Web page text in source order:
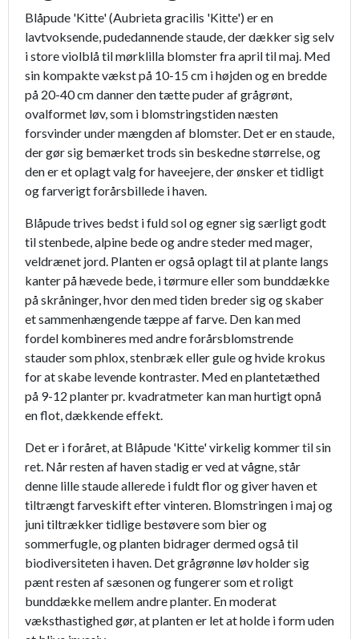
Blåpude 'Kitte' (Aubrieta gracilis 'Kitte') er en
lavtvoksende, pudedannende staude, der dækker sig selv
i store violblå til mørklilla blomster fra april til maj. Med
sin kompakte vækst på 10-15 cm i højden og en bredde
på 20-40 cm danner den tætte puder af grågrønt,
ovalformet løv, som i blomstringstiden næsten
forsvinder under mængden af blomster. Det er en staude,
der gør sig bemærket trods sin beskedne størrelse, og
den er et oplagt valg for haveejere, der ønsker et tidligt
og farverigt forårsbillede i haven.
Blåpude trives bedst i fuld sol og egner sig særligt godt
til stenbede, alpine bede og andre steder med mager,
veldrænet jord. Planten er også oplagt til at plante langs
kanter på hævede bede, i tørmure eller som bunddække
på skråninger, hvor den med tiden breder sig og skaber
et sammenhængende tæppe af farve. Den kan med
fordel kombineres med andre forårsblomstrende
stauder som phlox, stenbræk eller gule og hvide krokus
for at skabe levende kontraster. Med en plantetæthed
på 9-12 planter pr. kvadratmeter kan man hurtigt opnå
en flot, dækkende effekt.
Det er i foråret, at Blåpude 'Kitte' virkelig kommer til sin
ret. Når resten af haven stadig er ved at vågne, står
denne lille staude allerede i fuldt flor og giver haven et
tiltrængt farveskift efter vinteren. Blomstringen i maj og
juni tiltrækker tidlige bestøvere som bier og
sommerfugle, og planten bidrager dermed også til
biodiversiteten i haven. Det grågrønne løv holder sig
pænt resten af sæsonen og fungerer som et roligt
bunddække mellem andre planter. En moderat
væksthastighed gør, at planten er let at holde i form uden